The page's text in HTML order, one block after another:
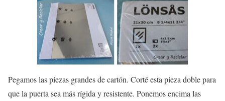
Pegamos las piezas grandes de cartón. Corté esta pieza doble para
que la puerta sea más rígida y resistente. Ponemos encima las